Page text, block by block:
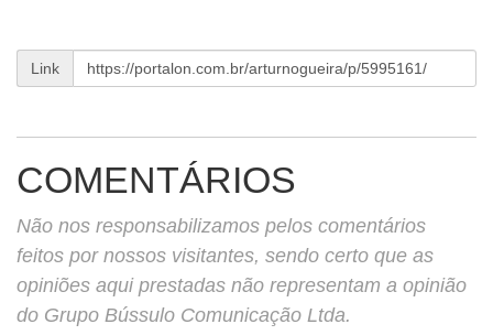
Link
COMENTÁRIOS
Não nos responsabilizamos pelos comentários
feitos por nossos visitantes, sendo certo que as
opiniões aqui prestadas não representam a opinião
do Grupo Bússulo Comunicação Ltda.